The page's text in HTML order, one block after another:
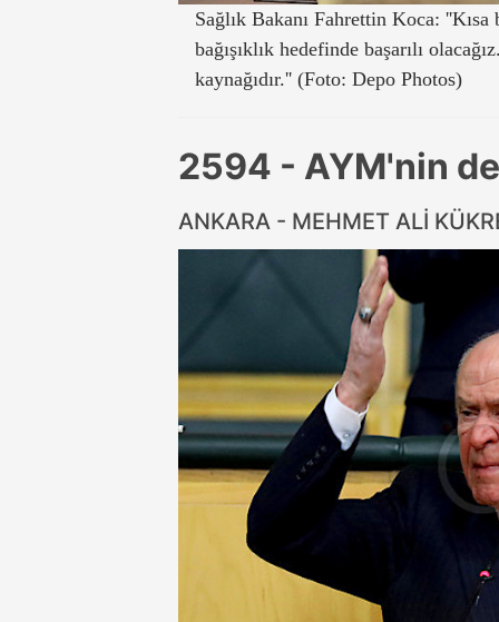
Sağlık Bakanı Fahrettin Koca:
bağışıklık hedefinde başarılı
kaynağıdır.'' (Foto: Depo Photos)
2594 - AYM'nin
ANKARA - MEHMET ALİ